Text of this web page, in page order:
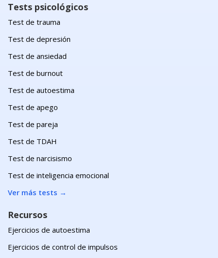
Tests psicológicos
Test de trauma
Test de depresión
Test de ansiedad
Test de burnout
Test de autoestima
Test de apego
Test de pareja
Test de TDAH
Test de narcisismo
Test de inteligencia emocional
Ver más tests →
Recursos
Ejercicios de autoestima
Ejercicios de control de impulsos